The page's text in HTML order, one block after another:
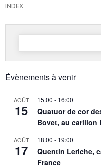
INDEX
Rechercher :
Évènements à venir
AOÛT
15
15:00 - 16:00
Quatuor de cor
Bovet, au carillon
AOÛT
17
18:00 - 19:00
Quentin Leriche,
France